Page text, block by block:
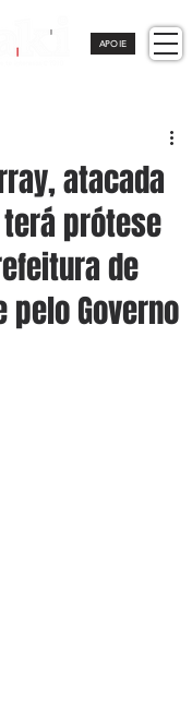
APOIE
atacada
prótese
de
pelo Governo